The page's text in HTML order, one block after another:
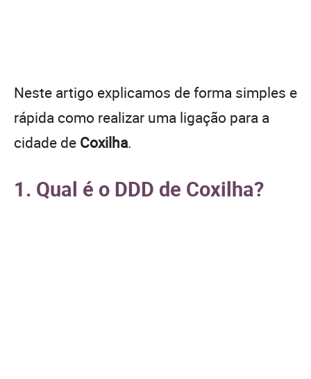
Neste artigo explicamos de forma simples e
rápida como realizar uma ligação para a
cidade de Coxilha.
1. Qual é o DDD de Coxilha?